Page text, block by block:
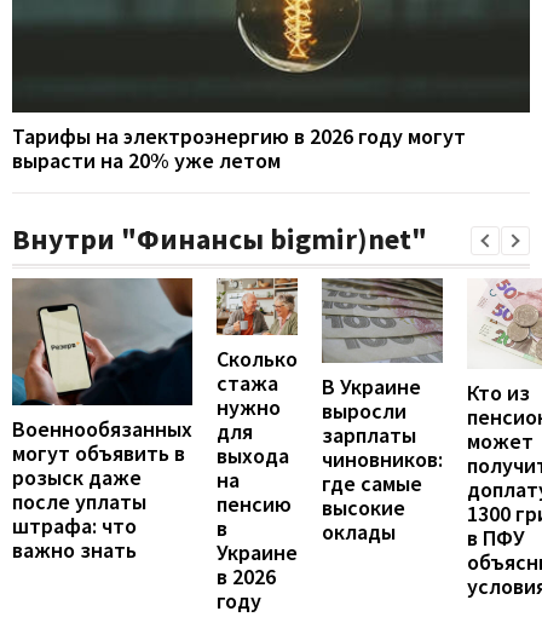
Тарифы на электроэнергию в 2026 году могут
вырасти на 20% уже летом
Внутри "Финансы bigmir)net"
Военнообязанных
могут объявить в
розыск даже
после уплаты
штрафа: что
важно знать
Сколько
стажа
нужно
для
выхода
на
пенсию
в
Украине
в 2026
году
В Украине
выросли
зарплаты
чиновников:
где самые
высокие
оклады
Кто из
может
1300
в ПФУ